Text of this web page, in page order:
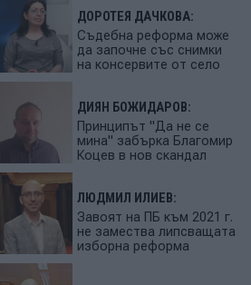
ДОРОТЕЯ ДАЧКОВА:
Съдебна реформа може
да започне със снимки
на консервите от село
ДИЯН БОЖИДАРОВ:
Принципът "Да не се
мина" забърка Благомир
Коцев в нов скандал
ЛЮДМИЛ ИЛИЕВ:
Завоят на ПБ към 2021 г.
не замества липсващата
изборна реформа